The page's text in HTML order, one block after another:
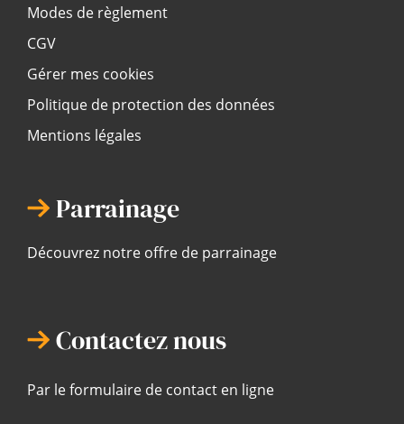
Modes de règlement
CGV
Gérer mes cookies
Politique de protection des données
Mentions légales
Parrainage
Découvrez notre offre de parrainage
Contactez nous
Par le formulaire de contact en ligne